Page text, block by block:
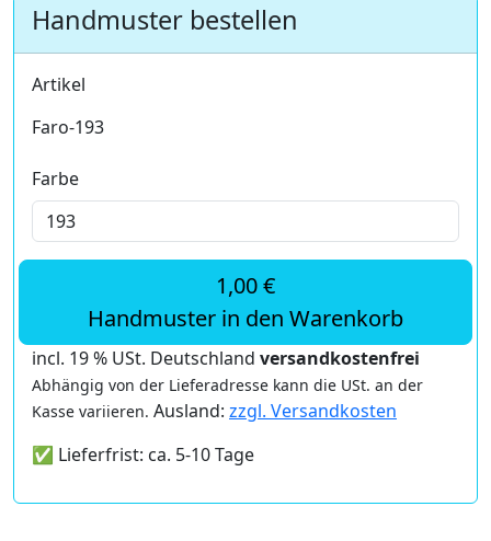
Handmuster bestellen
Artikel
Faro-193
Farbe
1,00 €
Handmuster in den Warenkorb
incl. 19 % USt. Deutschland versandkostenfrei
Abhängig von der Lieferadresse kann die USt. an der
Kasse variieren. Ausland: zzgl. Versandkosten
✅ Lieferfrist: ca. 5-10 Tage